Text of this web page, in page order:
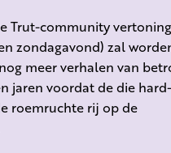
Trut-community vertoning
zondagavond) zal
meer verhalen van
jaren voordat de die
roemruchte rij op de